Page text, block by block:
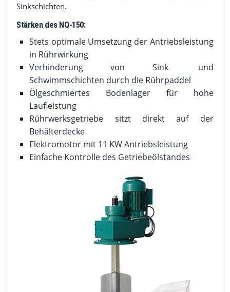
Sinkschichten.
Stärken des NQ-150:
Stets optimale Umsetzung der Antriebsleistung
in Rührwirkung
Verhinderung von Sink- und
Schwimmschichten durch die Rührpaddel
Ölgeschmiertes Bodenlager für hohe
Laufleistung
Rührwerksgetriebe sitzt direkt auf der
Behälterdecke
Elektromotor mit 11 KW Antriebsleistung
Einfache Kontrolle des Getriebeölstandes